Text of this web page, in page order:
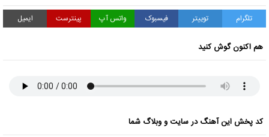
تلگرام توییتر فیسبوک واتس آپ پینترست ایمیل
هم اکنون گوش کنید
کد پخش این آهنگ در سایت و وبلاگ شما